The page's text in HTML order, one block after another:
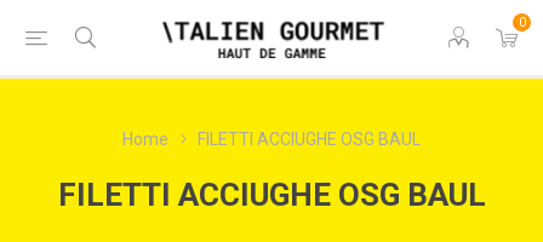
0
Home FILETTI ACCIUGHE OSG BAUL
FILETTI ACCIUGHE OSG BAUL